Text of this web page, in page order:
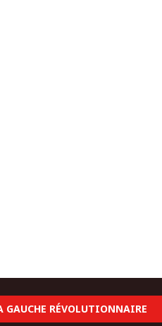
GAUCHE RÉVOLUTIONNAIRE